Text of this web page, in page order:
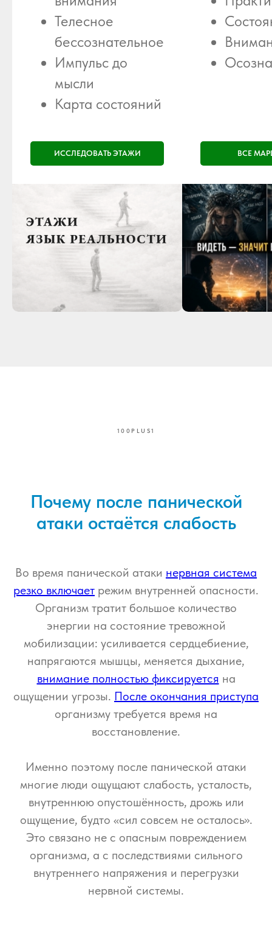
Телесное
бессознательное
Импульс до
мысли
Карта состояний
ИССЛЕДОВАТЬ ЭТАЖИ ВСЕ
100PLUS1
Почему после панической
атаки остаётся слабость
Во время панической атаки нервная система
резко включает режим внутренней опасности.
Организм тратит большое количество
энергии на состояние тревожной
мобилизации: усиливается сердцебиение,
напрягаются мышцы, меняется дыхание,
внимание полностью фиксируется на
ощущении угрозы. После окончания приступа
организму требуется время на
восстановление.
Именно поэтому после панической атаки
многие люди ощущают слабость, усталость,
внутреннюю опустошённость, дрожь или
ощущение, будто «сил совсем не осталось».
Это связано не с опасным повреждением
организма, а с последствиями сильного
внутреннего напряжения и перегрузки
нервной системы.